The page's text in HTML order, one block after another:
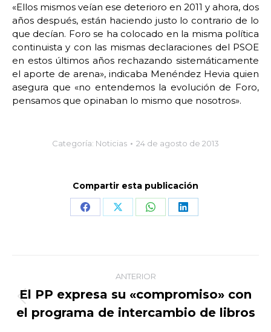
«Ellos mismos veían ese deterioro en 2011 y ahora, dos
años después, están haciendo justo lo contrario de lo
que decían. Foro se ha colocado en la misma política
continuista y con las mismas declaraciones del PSOE
en estos últimos años rechazando sistemáticamente
el aporte de arena», indicaba Menéndez Hevia quien
asegura que «no entendemos la evolución de Foro,
pensamos que opinaban lo mismo que nosotros».
Categoría: Noticias 24 de agosto de 2013
Compartir esta publicación
Share Share Share Share
Navegación
entre
publicaciones
ANTERIOR
Publicación
anterior:
El PP expresa su «compromiso» con
el programa de intercambio de libros